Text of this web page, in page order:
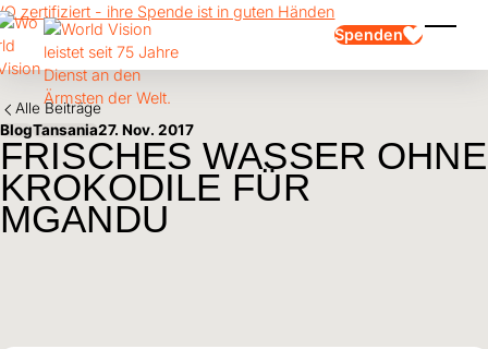
Skip to main content
Spenden
Alle Beiträge
BlogTansania27. Nov. 2017
FRISCHES WASSER OHNE
KROKODILE FÜR
MGANDU